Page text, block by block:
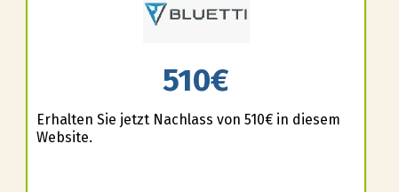
510€
Erhalten Sie jetzt Nachlass von 510€ in diesem
Website.